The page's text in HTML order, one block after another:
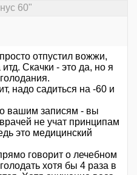
60"
отпустил вожжи,
Скачки - это да, но я
надо садиться на -60 и
вашим записям - вы
не учат принципам
это медицинский
говорит о лечебном
хотя бы 4 раза в